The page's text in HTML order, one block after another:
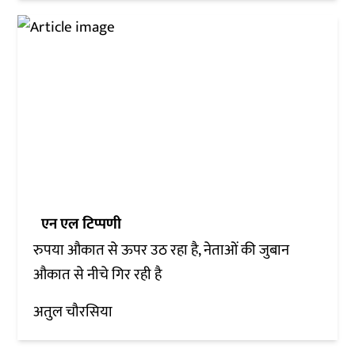
एन एल टिप्पणी
रुपया औकात से ऊपर उठ रहा है, नेताओं की जुबान
औकात से नीचे गिर रही है
अतुल चौरसिया